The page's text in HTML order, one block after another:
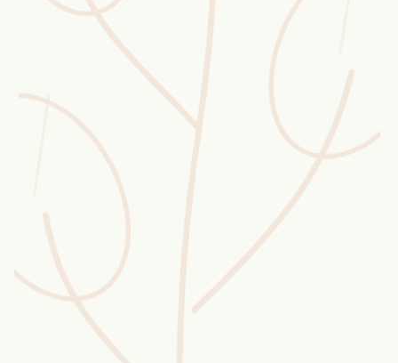
Gartenplaner
Challenges
Wusstest du?
Sammlungen
Selber machen